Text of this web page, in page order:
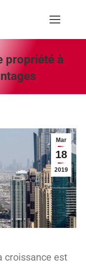
Recherche
:
propriété à
ici :
Mar
18
2019
croissance est